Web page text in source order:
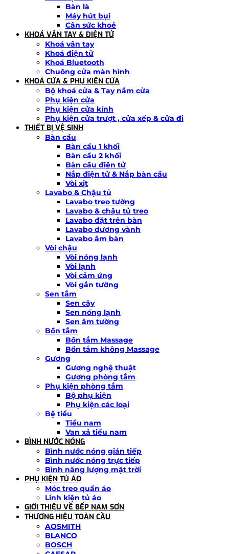
Bàn là
Máy hút bụi
Cân sức khoẻ
KHOÁ VÂN TAY & ĐIỆN TỬ
Khoá vân tay
Khoá điện tử
Khoá Bluetooth
Chuông cửa màn hình
KHOÁ CỬA & PHỤ KIỆN CỬA
Bộ khoá cửa & Tay nắm cửa
Phụ kiện cửa
Phụ kiện cửa kính
Phụ kiện cửa trượt , cửa xếp & cửa đi
THIẾT BỊ VỆ SINH
Bàn cầu
Bàn cầu 1 khối
Bàn cầu 2 khối
Bàn cầu điện tử
Nắp điện tử & Nắp bàn cầu
Vòi xịt
Lavabo & Chậu tủ
Lavabo treo tường
Lavabo & chậu tủ treo
Lavabo đặt trên bàn
Lavabo dương vành
Lavabo âm bàn
Vòi chậu
Vòi nóng lạnh
Vòi lạnh
Vòi cảm ứng
Vòi gắn tường
Sen tắm
Sen cây
Sen nóng lạnh
Sen âm tường
Bồn tắm
Bồn tắm Massage
Bồn tắm không Massage
Gương
Gương nghệ thuật
Gương phòng tắm
Phụ kiện phòng tắm
Bộ phụ kiện
Phụ kiện các loại
Bệ tiểu
Tiểu nam
Van xả tiểu nam
BÌNH NƯỚC NÓNG
Bình nước nóng gián tiếp
Bình nước nóng trực tiếp
Bình năng lượng mặt trời
PHỤ KIỆN TỦ ÁO
Móc treo quần áo
Linh kiện tủ áo
GIỚI THIỆU VỀ BẾP NAM SƠN
THƯƠNG HIỆU TOÀN CẦU
AOSMITH
BLANCO
BOSCH